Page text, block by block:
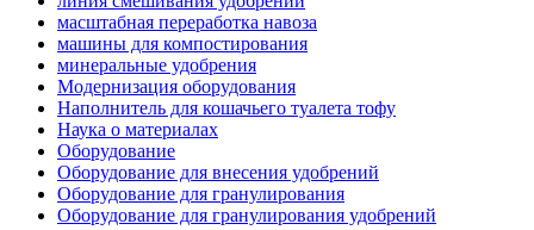
масштабная переработка навоза
машины для компостирования
минеральные удобрения
Модернизация оборудования
Наполнитель для кошачьего туалета тофу
Наука о материалах
Оборудование
Оборудование для внесения удобрений
Оборудование для гранулирования
Оборудование для гранулирования удобрений